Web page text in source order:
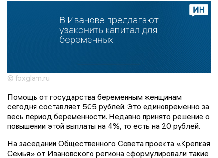
© foxglam.ru
Помощь от государства беременным женщинам
сегодня составляет 505 рублей. Это единовременно за
весь период беременности. Недавно принято решение о
повышении этой выплаты на 4%, то есть на 20 рублей.
На заседании Общественного Совета проекта «Крепкая
Семья» от Ивановского региона сформулировали такие